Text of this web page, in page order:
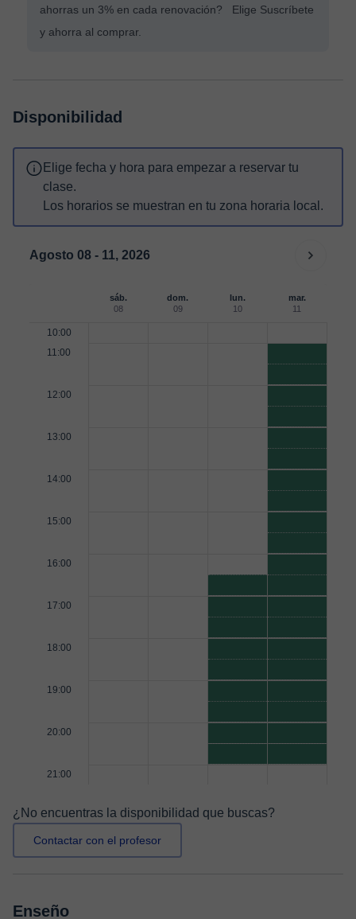
ahorras un 3% en cada renovación? Elige Suscríbete
y ahorra al comprar.
Disponibilidad
Elige fecha y hora para empezar a reservar tu
clase.
Los horarios se muestran en tu zona horaria local.
Agosto 08 - 11, 2026
sáb.
08
dom.
09
lun.
10
mar.
11
10:00
11:00
12:00
13:00
14:00
15:00
16:00
17:00
18:00
19:00
20:00
21:00
¿No encuentras la disponibilidad que buscas?
Contactar con el profesor
Enseño